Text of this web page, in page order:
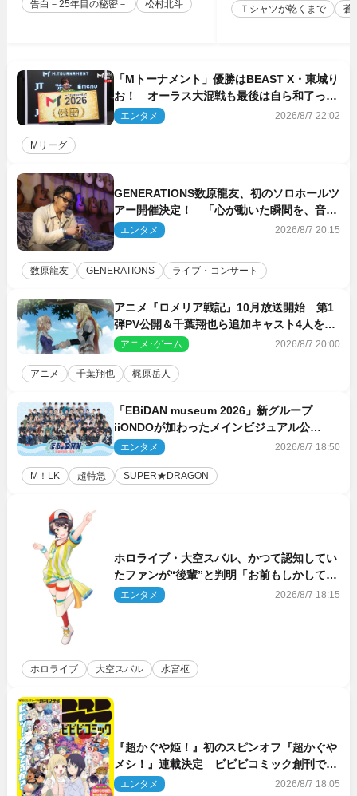
告白－25年目の秘密－ 松村北斗 Ｔシャツが乾くまで 蒼
「Mトーナメント」優勝はBEAST X・東城り
お！ オーラス大混戦も最後は自ら和了って
幕引き
エンタメ 2026/8/7 22:02
Mリーグ
GENERATIONS数原龍友、初のソロホールツ
アー開催決定！ 「心が動いた瞬間を、音に
乗せてお届けできれば」
エンタメ 2026/8/7 20:15
数原龍友 GENERATIONS ライブ・コンサート
アニメ『ロメリア戦記』10月放送開始 第1
弾PV公開＆千葉翔也ら追加キャスト4人を発
表アニメ･ゲーム 2026/8/7 20:00
アニメ 千葉翔也 梶原岳人
「EBiDAN museum 2026」新グループ
iiONDOが加わったメインビジュアル公
開！ 開催記念グッズラインナップも
エンタメ 2026/8/7 18:50
M！LK 超特急 SUPER★DRAGON
ホロライブ・大空スバル、かつて認知してい
たファンが“後輩”と判明「お前もしかしてあ
のときの？」
エンタメ 2026/8/7 18:15
ホロライブ 大空スバル 水宮枢
『超かぐや姫！』初のスピンオフ『超かぐや
メシ！』連載決定 ビビビコミック創刊で31
作品一挙公開
エンタメ 2026/8/7 18:05